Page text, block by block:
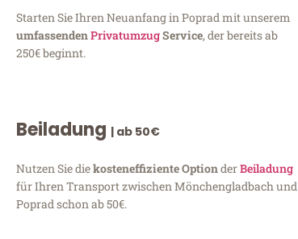
Starten Sie Ihren Neuanfang in Poprad mit unserem
umfassendenPrivatumzugService, der bereits ab
250€ beginnt.
Beiladung | ab 50€
Nutzen Sie diekosteneffiziente OptionderBeiladung
für Ihren Transport zwischen Mönchengladbach und
Poprad schon ab 50€.